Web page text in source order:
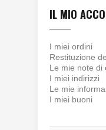
IL MIO
I miei ordini
Restituzione
Le mie note di
I miei indirizzi
Le mie
I miei buoni